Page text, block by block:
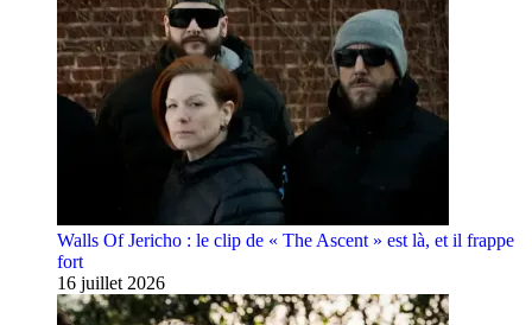
Walls Of Jericho : le clip de « The Ascent » est là, et il frappe
fort
16 juillet 2026